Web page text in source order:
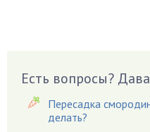
Виноград
Вишня
Вредители
Есть вопросы?
Пересадка
делать?